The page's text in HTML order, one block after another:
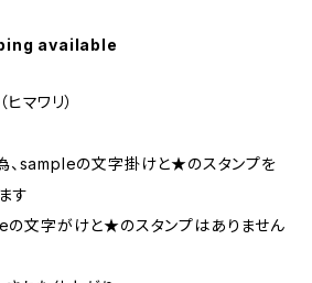
available
マワリ）
、sampleの文字掛けと★のスタンプを
す
文字がけと★のスタンプはありません